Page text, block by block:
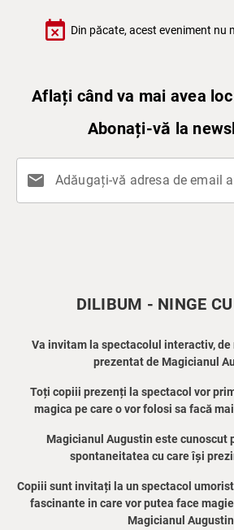
event_busy Din păcate, acest eveniment nu
Aflați când va mai avea
Abonați-vă la
mail Adăugați-vă adresa de email
DILIBUM - NINGE
Va invitam la spectacolul interactiv,
prezentat de Magicianul
Toți copiii prezenți la spectacol vor
magica pe care o vor folosi sa facă
Magicianul Augustin este cunoscut
spontaneitatea cu care își
Copiii sunt invitați la un spectacol
fascinante in care vor putea face
Magicianul